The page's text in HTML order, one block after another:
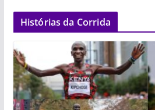
Histórias da Corrida